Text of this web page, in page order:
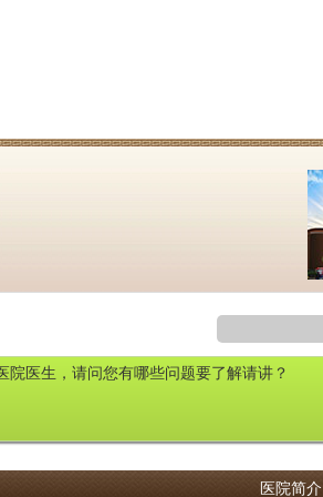
院医生，请问您有哪些问题要了解请讲？
医院简介